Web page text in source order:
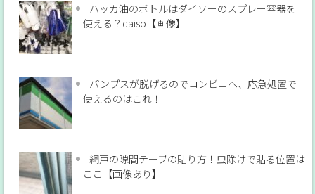
ハッカ油のボトルはダイソーのスプレー容器を
使える？daiso【画像】
パンプスが脱げるのでコンビニへ、応急処置で
使えるのはこれ！
網戸の隙間テープの貼り方！虫除けで貼る位置は
ここ【画像あり】